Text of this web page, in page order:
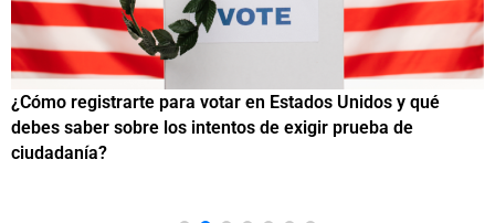
¿Cómo registrarte para votar en Estados Unidos y qué
debes saber sobre los intentos de exigir prueba de
ciudadanía?